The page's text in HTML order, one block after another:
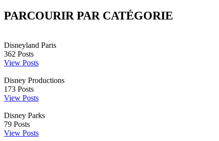
PARCOURIR PAR CATÉGORIE
Disneyland Paris
362 Posts
View Posts
Disney Productions
173 Posts
View Posts
Disney Parks
79 Posts
View Posts